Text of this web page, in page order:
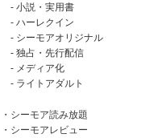
小説・実用書
ハーレクイン
シーモアオリジナル
独占・先行配信
メディア化
ライトアダルト
シーモア読み放題
シーモアレビュー